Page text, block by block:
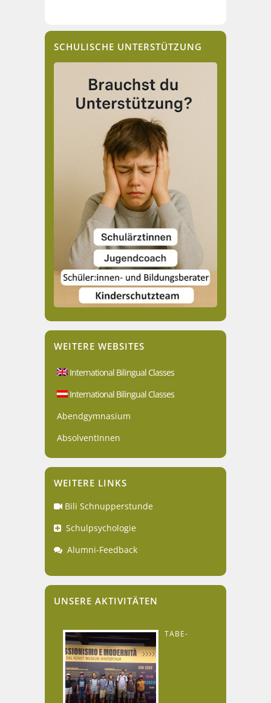
SCHULISCHE UNTERSTÜTZUNG
WEITERE WEBSITES
International Bilingual Classes
International Bilingual Classes
Abendgymnasium
AbsolventInnen
WEITERE LINKS
Bili Schnupperstunde
Schulpsychologie
Alumni-Feedback
UNSERE AKTIVITÄTEN
TABE-